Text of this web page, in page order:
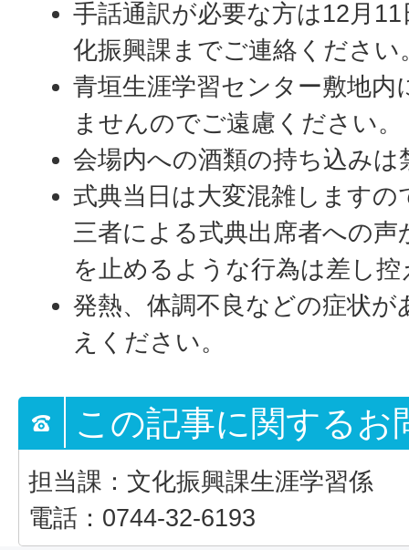
手話通訳が必要な方は12月
化振興課までご連絡ください
青垣生涯学習センター敷地内
ませんのでご遠慮ください。
会場内への酒類の持ち込みは
式典当日は大変混雑しますの
三者による式典出席者への
を止めるような行為は差し
発熱、体調不良などの症状が
えください。
この記事に関するお
担当課：文化振興課生涯学習係
電話：0744-32-6193